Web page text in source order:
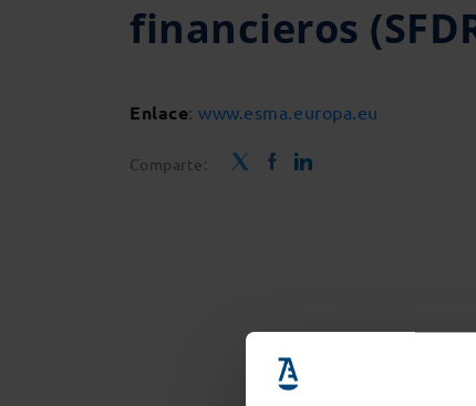
financieros
Enlace:www.esma.europa.eu
Comparte: